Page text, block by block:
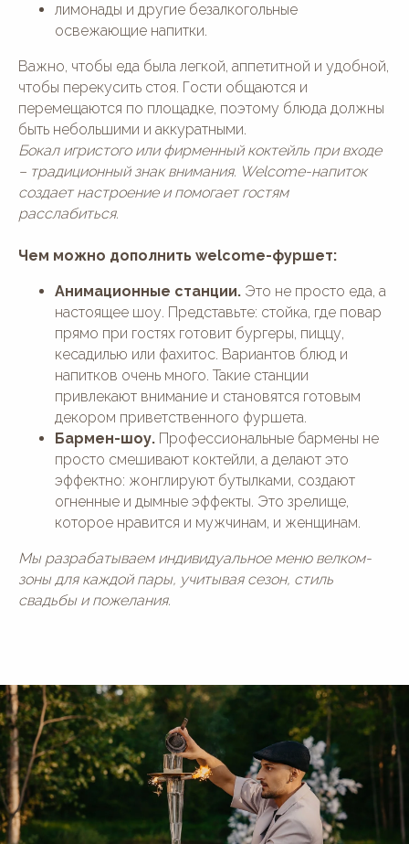
лимонады и другие безалкогольные
освежающие напитки.
Важно, чтобы еда была легкой, аппетитной и удобной,
чтобы перекусить стоя. Гости общаются и
перемещаются по площадке, поэтому блюда должны
быть небольшими и аккуратными.
Бокал игристого или фирменный коктейль при входе
– традиционный знак внимания. Welcome-напиток
создает настроение и помогает гостям
расслабиться.
Чем можно дополнить welcome-фуршет:
Анимационные станции. Это не просто еда, а
настоящее шоу. Представьте: стойка, где повар
прямо при гостях готовит бургеры, пиццу,
кесадилью или фахитос. Вариантов блюд и
напитков очень много. Такие станции
привлекают внимание и становятся готовым
декором приветственного фуршета.
Бармен-шоу. Профессиональные бармены не
просто смешивают коктейли, а делают это
эффектно: жонглируют бутылками, создают
огненные и дымные эффекты. Это зрелище,
которое нравится и мужчинам, и женщинам.
Мы разрабатываем индивидуальное меню велком-
зоны для каждой пары, учитывая сезон, стиль
свадьбы и пожелания.